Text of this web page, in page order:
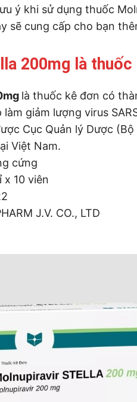
ý khi sử dụng thuốc
sẽ cung cấp cho bạn
200mg là thuốc
là thuốc kê đơn có
giảm lượng virus
Cục Quản lý Dược
Việt Nam.
cứng
10 viên
J.V. CO., LTD